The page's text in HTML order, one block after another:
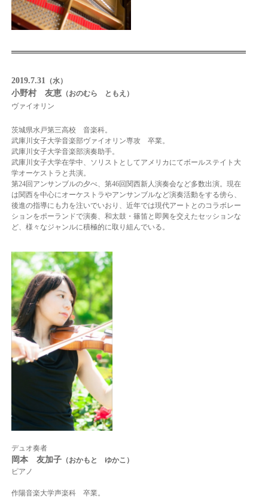
2019.7.31 （水）
小野村 友恵（おのむら ともえ）
ヴァイオリン
茨城県水戸第三高校 音楽科。
武庫川女子大学音楽部ヴァイオリン専攻 卒業。
武庫川女子大学音楽部演奏助手。
武庫川女子大学在学中、ソリストとしてアメリカにてボールステイト大
学オーケストラと共演。
第24回アンサンブルの夕べ、第46回関西新人演奏会など多数出演。 現在
は関西を中心にオーケストラやアンサンブルなど演奏活動をする傍ら、
後進の指導にも力を注いでいおり、近年では現代アートとのコラボレー
ションをポーランドで演奏、 和太鼓・篠笛と即興を交えたセッションな
ど、様々なジャンルに積極的に取り組んでいる。
デュオ奏者
岡本 友加子（おかもと ゆかこ）
ピアノ
作陽音楽大学声楽科 卒業。